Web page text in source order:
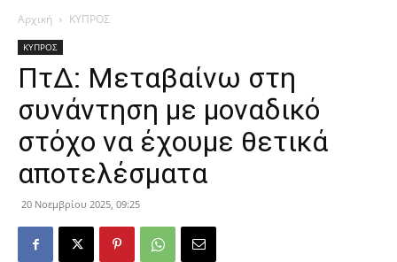
Αρχική ΚΥΠΡΟΣ
ΚΥΠΡΟΣ
ΠτΔ: Μεταβαίνω στη
συνάντηση με μοναδικό
στόχο να έχουμε θετικά
αποτελέσματα
20 Νοεμβρίου 2025, 09:25